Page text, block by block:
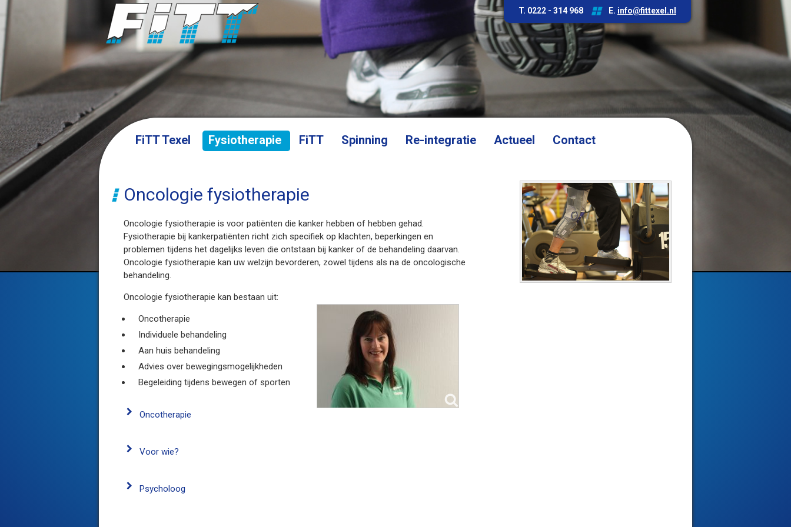
T. 0222 - 314 968 E. info@fittexel.nl
FiTT Texel Fysiotherapie FiTT Spinning Re-integratie Actueel Contact
Oncologie fysiotherapie
Oncologie fysiotherapie is voor patiënten die kanker hebben of hebben gehad.
Fysiotherapie bij kankerpatiënten richt zich specifiek op klachten, beperkingen en
problemen tijdens het dagelijks leven die ontstaan bij kanker of de behandeling daarvan.
Oncologie fysiotherapie kan uw welzijn bevorderen, zowel tijdens als na de oncologische
behandeling.
Oncologie fysiotherapie kan bestaan uit:
Oncotherapie
Individuele behandeling
Aan huis behandeling
Advies over bewegingsmogelijkheden
Begeleiding tijdens bewegen of sporten
Oncotherapie
Voor wie?
Psycholoog